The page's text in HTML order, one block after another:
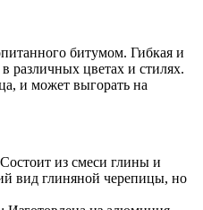
битумом. Гибкая и
различных цветах и стилях.
и может выгорать на
из смеси глины и
вид глиняной черепицы, но